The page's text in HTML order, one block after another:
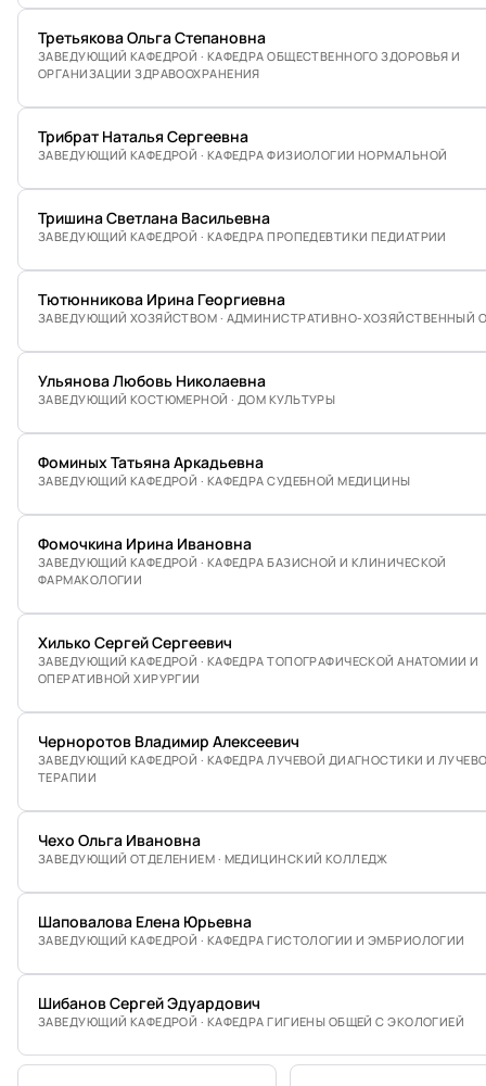
Третьякова Ольга Степановна
ЗАВЕДУЮЩИЙ КАФЕДРОЙ · КАФЕДРА ОБЩЕСТВЕННОГО ЗДОРОВЬЯ И
ОРГАНИЗАЦИИ ЗДРАВООХРАНЕНИЯ
Трибрат Наталья Сергеевна
ЗАВЕДУЮЩИЙ КАФЕДРОЙ · КАФЕДРА ФИЗИОЛОГИИ НОРМАЛЬНОЙ
Тришина Светлана Васильевна
ЗАВЕДУЮЩИЙ КАФЕДРОЙ · КАФЕДРА ПРОПЕДЕВТИКИ ПЕДИАТРИИ
Тютюнникова Ирина Георгиевна
ЗАВЕДУЮЩИЙ ХОЗЯЙСТВОМ · АДМИНИСТРАТИВНО-ХОЗЯЙСТВЕННЫЙ
Ульянова Любовь Николаевна
ЗАВЕДУЮЩИЙ КОСТЮМЕРНОЙ · ДОМ КУЛЬТУРЫ
Фоминых Татьяна Аркадьевна
ЗАВЕДУЮЩИЙ КАФЕДРОЙ · КАФЕДРА СУДЕБНОЙ МЕДИЦИНЫ
Фомочкина Ирина Ивановна
ЗАВЕДУЮЩИЙ КАФЕДРОЙ · КАФЕДРА БАЗИСНОЙ И КЛИНИЧЕСКОЙ
ФАРМАКОЛОГИИ
Хилько Сергей Сергеевич
ЗАВЕДУЮЩИЙ КАФЕДРОЙ · КАФЕДРА ТОПОГРАФИЧЕСКОЙ АНАТОМИИ И
ОПЕРАТИВНОЙ ХИРУРГИИ
Черноротов Владимир Алексеевич
ЗАВЕДУЮЩИЙ КАФЕДРОЙ · КАФЕДРА ЛУЧЕВОЙ ДИАГНОСТИКИ И
ТЕРАПИИ
Чехо Ольга Ивановна
ЗАВЕДУЮЩИЙ ОТДЕЛЕНИЕМ · МЕДИЦИНСКИЙ КОЛЛЕДЖ
Шаповалова Елена Юрьевна
ЗАВЕДУЮЩИЙ КАФЕДРОЙ · КАФЕДРА ГИСТОЛОГИИ И ЭМБРИОЛОГИИ
Шибанов Сергей Эдуардович
ЗАВЕДУЮЩИЙ КАФЕДРОЙ · КАФЕДРА ГИГИЕНЫ ОБЩЕЙ С ЭКОЛОГИЕЙ